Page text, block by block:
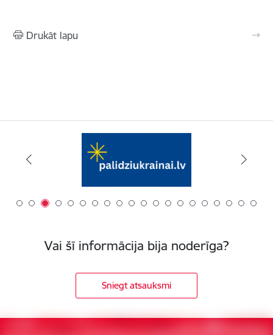
Drukāt lapu
Vai šī informācija bija noderīga?
Sniegt atsauksmi